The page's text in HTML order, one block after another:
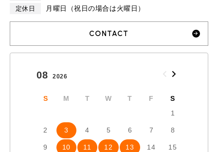
定休日 月曜日（祝日の場合は火曜日）
CONTACT
08 2026
S M T W T F
S
1
2 3 4 5 6 7 8
9 10 11 12 13 14 15